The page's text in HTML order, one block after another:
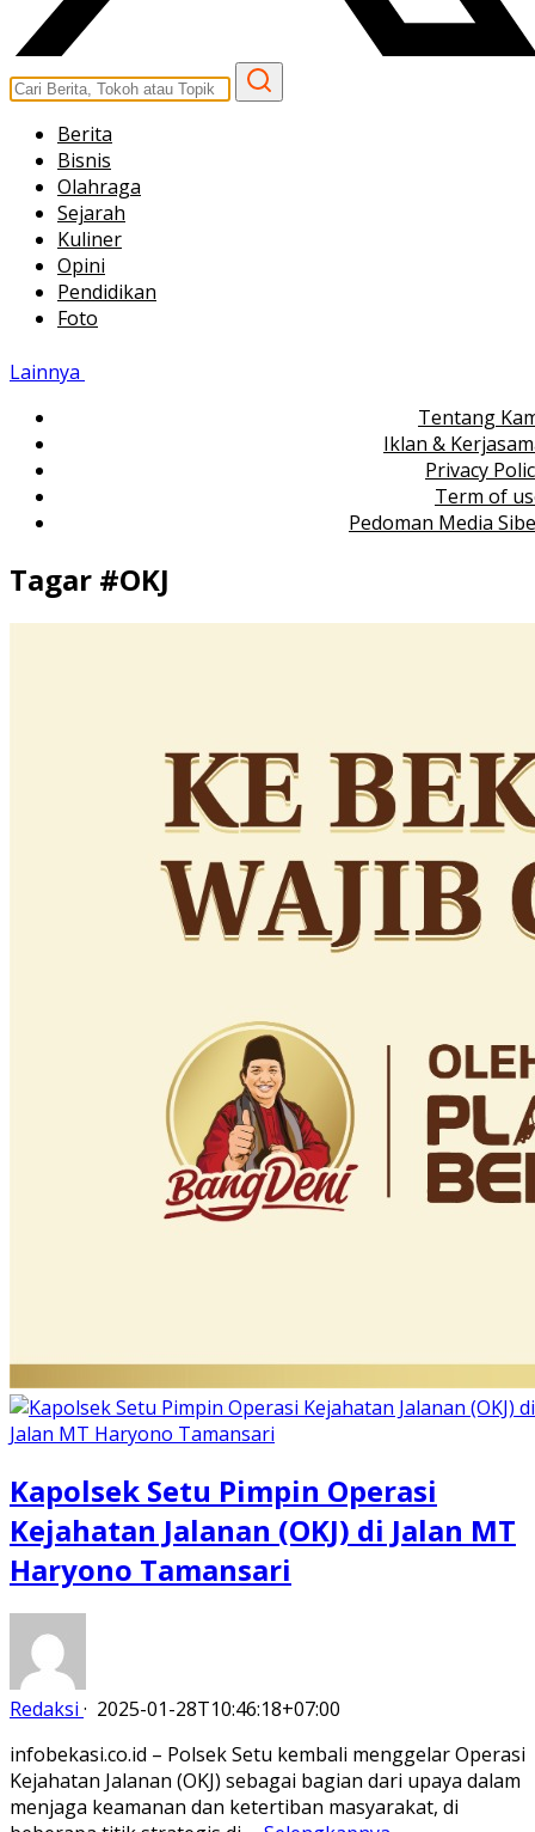
Berita
Bisnis
Olahraga
Sejarah
Kuliner
Opini
Pendidikan
Foto
Lainnya
Tentang
Iklan &
Privacy
Term of
Pedoman Media
Tagar #OKJ
Kapolsek Setu Pimpin Operasi
Kejahatan Jalanan (OKJ) di Jalan MT
Haryono Tamansari
Redaksi · 2025-01-28T10:46:18+07:00
infobekasi.co.id – Polsek Setu kembali menggelar Operasi
Kejahatan Jalanan (OKJ) sebagai bagian dari upaya dalam
menjaga keamanan dan ketertiban masyarakat, di